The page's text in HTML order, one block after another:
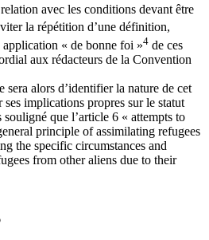
avec les conditions devant être
la répétition d’une définition,
application « de bonne foi »4 de ces
aux rédacteurs de la Convention
sera alors d’identifier la nature de cet
implications propres sur le statut
que l’article 6 « attempts to
principle of assimilating refugees
the specific circumstances and
from other aliens due to their